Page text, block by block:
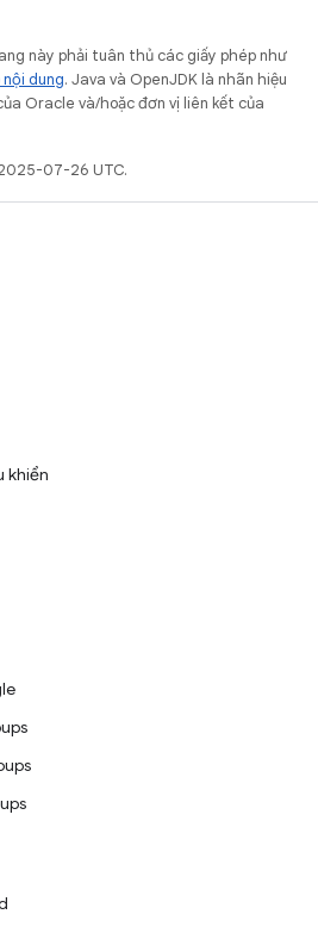
này phải tuân thủ các giấy phép như
dung. Java và OpenJDK là nhãn hiệu
Oracle và/hoặc đơn vị liên kết của
07-26 UTC.
khiển